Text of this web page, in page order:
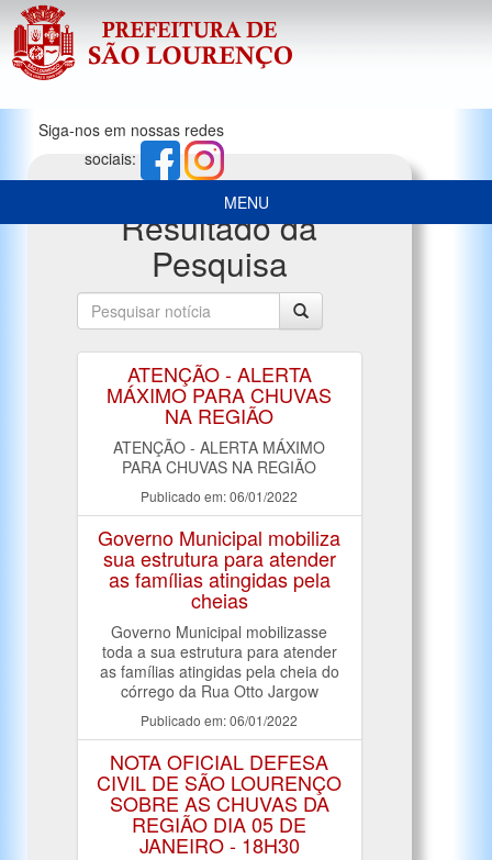
Siga-nos em nossas redes
sociais:
MENU
Resultado da
Pesquisa
ATENÇÃO - ALERTA
MÁXIMO PARA CHUVAS
NA REGIÃO
ATENÇÃO - ALERTA MÁXIMO
PARA CHUVAS NA REGIÃO
Publicado em: 06/01/2022
Governo Municipal mobiliza
sua estrutura para atender
as famílias atingidas pela
cheias
Governo Municipal mobilizasse
toda a sua estrutura para atender
as famílias atingidas pela cheia do
córrego da Rua Otto Jargow
Publicado em: 06/01/2022
NOTA OFICIAL DEFESA
CIVIL DE SÃO LOURENÇO
SOBRE AS CHUVAS DA
REGIÃO DIA 05 DE
JANEIRO - 18H30